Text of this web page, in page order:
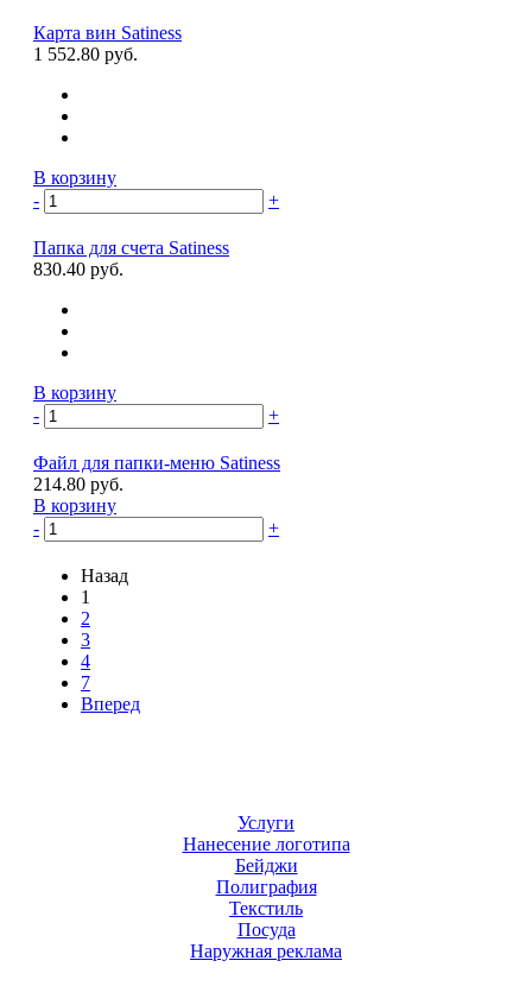
Карта вин Satiness
1 552.80 руб.
В корзину
-
+
Папка для счета Satiness
830.40 руб.
В корзину
-
+
Файл для папки-меню Satiness
214.80 руб.
В корзину
-
+
Назад
1
2
3
4
7
Вперед
Услуги
Нанесение логотипа
Бейджи
Полиграфия
Текстиль
Посуда
Наружная реклама